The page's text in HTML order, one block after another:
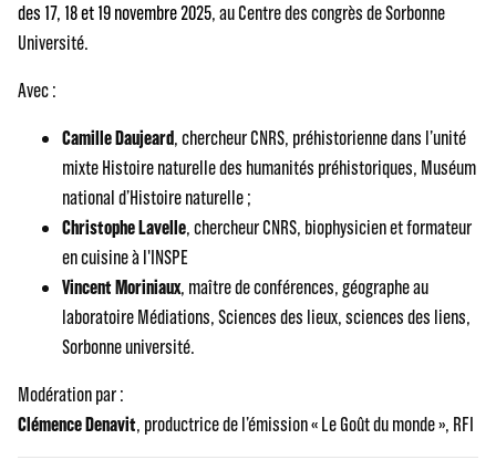
des 17, 18 et 19 novembre 2025, au Centre des congrès de Sorbonne
Université.
Avec :
Camille Daujeard, chercheur CNRS, préhistorienne dans l’unité
mixte Histoire naturelle des humanités préhistoriques, Muséum
national d’Histoire naturelle ;
Christophe Lavelle, chercheur CNRS, biophysicien et formateur
en cuisine à l'INSPE
Vincent Moriniaux, maître de conférences, géographe au
laboratoire Médiations, Sciences des lieux, sciences des liens,
Sorbonne université.
Modération par :
Clémence Denavit, productrice de l’émission « Le Goût du monde », RFI